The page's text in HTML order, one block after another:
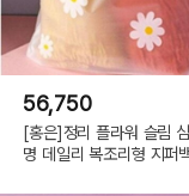
56,750
[홍은]정리 플라워 슬림
명 데일리 복조리형 지퍼